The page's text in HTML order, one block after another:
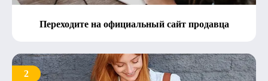
Переходите на официальный сайт продавца
2